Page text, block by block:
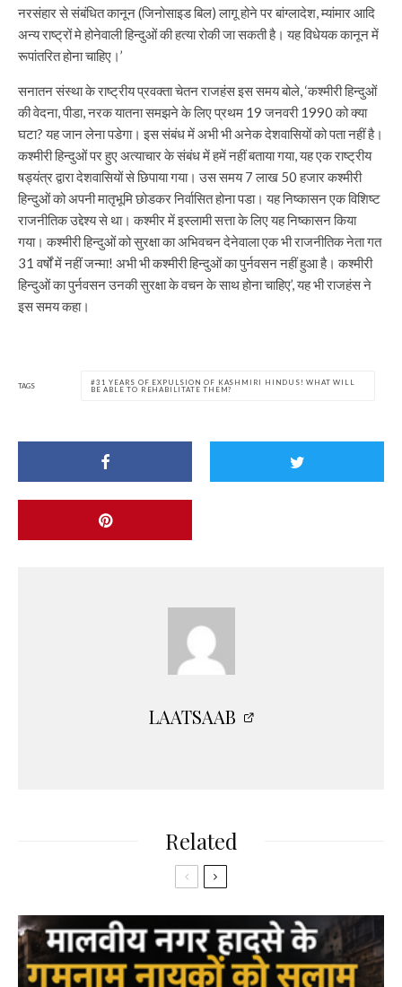
नरसंहार से संबंधित कानून (जिनोसाइड बिल) लागू होने पर बांग्लादेश, म्यांमार आदि
अन्य राष्ट्रों मे होनेवाली हिन्दुओं की हत्या रोकी जा सकती है। यह विधेयक कानून में
रूपांतरित होना चाहिए।’
सनातन संस्था के राष्ट्रीय प्रवक्ता चेतन राजहंस इस समय बोले, ‘कश्मीरी हिन्दुओं
की वेदना, पीडा, नरक यातना समझने के लिए प्रथम 19 जनवरी 1990 को क्या
घटा? यह जान लेना पडेगा। इस संबंध में अभी भी अनेक देशवासियों को पता नहीं है।
कश्मीरी हिन्दुओं पर हुए अत्याचार के संबंध में हमें नहीं बताया गया, यह एक राष्ट्रीय
षड्यंत्र द्वारा देशवासियों से छिपाया गया। उस समय 7 लाख 50 हजार कश्मीरी
हिन्दुओं को अपनी मातृभूमि छोडकर निर्वासित होना पडा। यह निष्कासन एक विशिष्ट
राजनीतिक उद्देश्य से था। कश्मीर में इस्लामी सत्ता के लिए यह निष्कासन किया
गया। कश्मीरी हिन्दुओं को सुरक्षा का अभिवचन देनेवाला एक भी राजनीतिक नेता गत
31 वर्षों में नहीं जन्मा! अभी भी कश्मीरी हिन्दुओं का पुर्नवसन नहीं हुआ है। कश्मीरी
हिन्दुओं का पुर्नवसन उनकी सुरक्षा के वचन के साथ होना चाहिए’, यह भी राजहंस ने
इस समय कहा।
TAGS
31 YEARS OF EXPULSION OF KASHMIRI HINDUS! WHAT WILL
BE ABLE TO REHABILITATE THEM?
LAATSAAB
Related